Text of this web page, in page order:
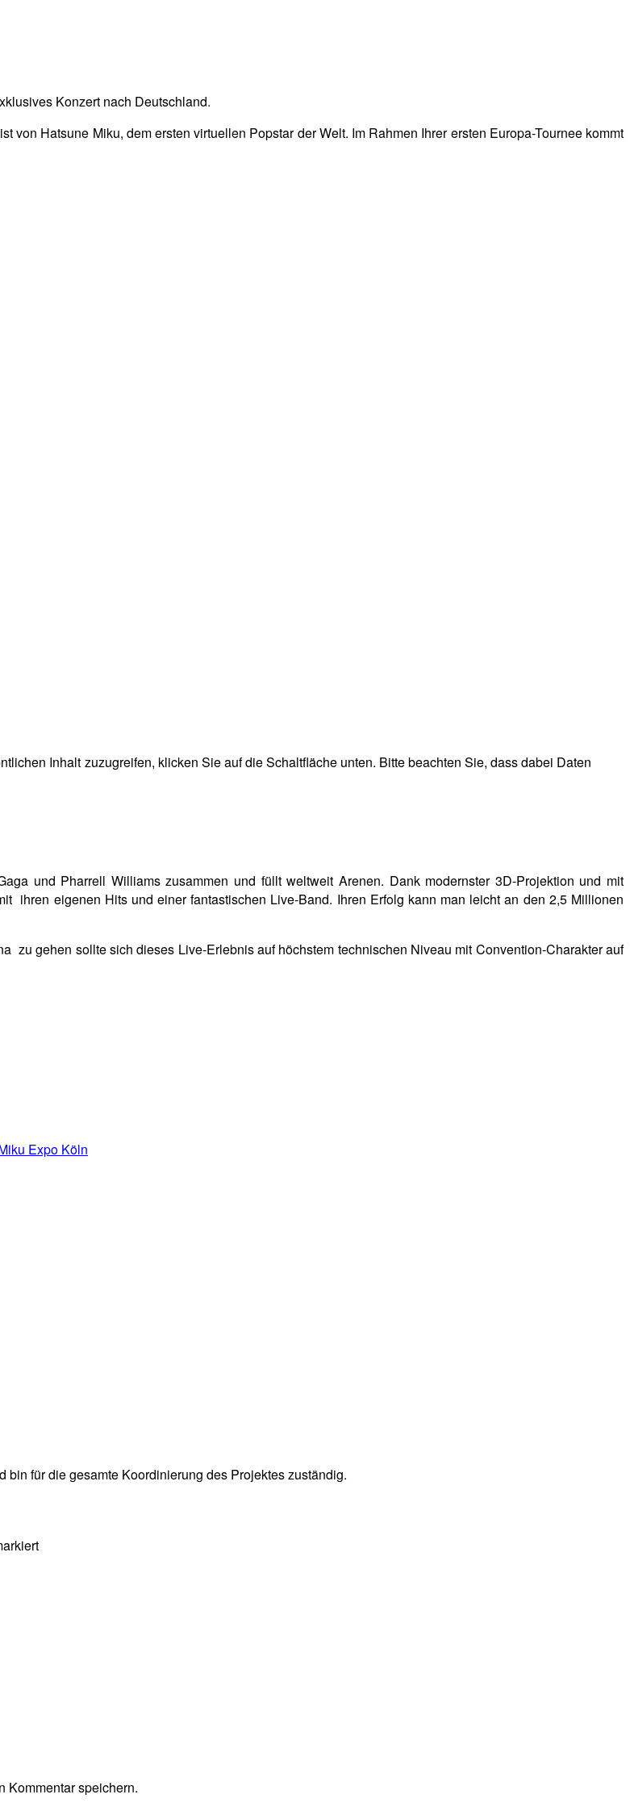
Konzert nach Deutschland.
Hatsune Miku, dem ersten virtuellen Popstar der Welt. Im Rahmen Ihrer ersten Europa-Tournee kommt
Inhalt zuzugreifen, klicken Sie auf die Schaltfläche unten. Bitte beachten Sie, dass dabei Daten
und Pharrell Williams zusammen und füllt weltweit Arenen. Dank modernster 3D-Projektion und mit
ihren eigenen Hits und einer fantastischen Live-Band. Ihren Erfolg kann man leicht an den 2,5 Millionen
gehen sollte sich dieses Live-Erlebnis auf höchstem technischen Niveau mit Convention-Charakter auf
Expo Köln
für die gesamte Koordinierung des Projektes zuständig.
Kommentar speichern.